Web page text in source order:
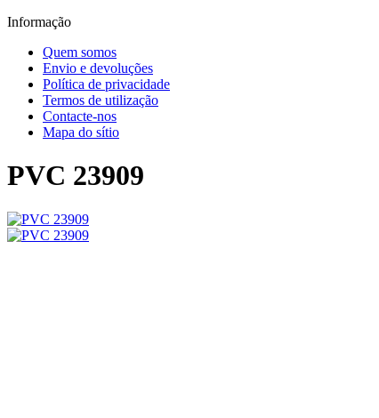
Informação
Quem somos
Envio e devoluções
Política de privacidade
Termos de utilização
Contacte-nos
Mapa do sítio
PVC 23909